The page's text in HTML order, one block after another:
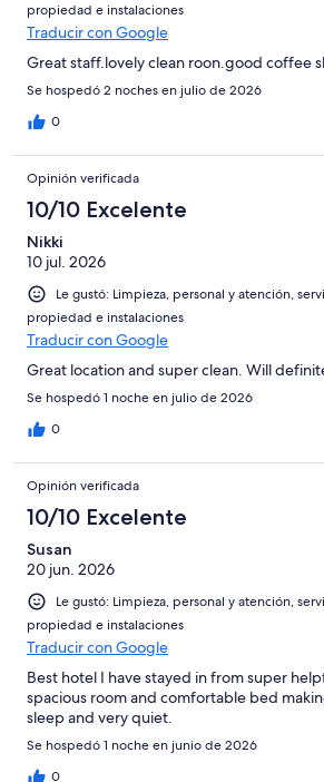
propiedad e instalaciones
Traducir con Google
Great staff.lovely clean roon.good coffee
Se hospedó 2 noches en julio de 2026
0
Opinión verificada
10/10 Excelente
Nikki
10 jul. 2026
Le gustó: Limpieza, personal y atención,
propiedad e instalaciones
Traducir con Google
Great location and super clean. Will
Se hospedó 1 noche en julio de 2026
0
Opinión verificada
10/10 Excelente
Susan
20 jun. 2026
Le gustó: Limpieza, personal y atención,
propiedad e instalaciones
Traducir con Google
Best hotel I have stayed in from super
spacious room and comfortable bed
sleep and very quiet.
Se hospedó 1 noche en junio de 2026
0